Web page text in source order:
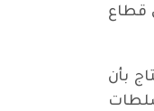
قطاع
بأن
عليها لعام 1948 قد ارتكبتها سلطات